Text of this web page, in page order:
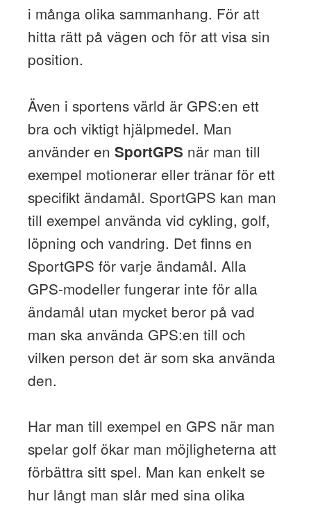
i många olika sammanhang. För att
hitta rätt på vägen och för att visa sin
position.
Även i sportens värld är GPS:en ett
bra och viktigt hjälpmedel. Man
använder en SportGPS när man till
exempel motionerar eller tränar för ett
specifikt ändamål. SportGPS kan man
till exempel använda vid cykling, golf,
löpning och vandring. Det finns en
SportGPS för varje ändamål. Alla
GPS-modeller fungerar inte för alla
ändamål utan mycket beror på vad
man ska använda GPS:en till och
vilken person det är som ska använda
den.
Har man till exempel en GPS när man
spelar golf ökar man möjligheterna att
förbättra sitt spel. Man kan enkelt se
hur långt man slår med sina olika